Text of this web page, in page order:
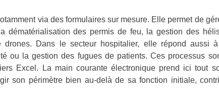
via des formulaires sur mesure. Elle permet de
dématérialisation des permis de feu, la gestion des
drones. Dans le secteur hospitalier, elle répond aussi
ou la gestion des fugues de patients. Ces processus
Excel. La main courante électronique prend ici tout
son périmètre bien au-delà de sa fonction initiale,